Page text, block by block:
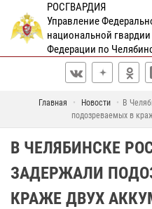
РОСГВАРДИЯ
Управление
национальной
Федерации по
Главная Новости
В
подозреваемых в
В ЧЕЛЯБИНСКЕ
ЗАДЕРЖАЛИ
КРАЖЕ ДВУХ